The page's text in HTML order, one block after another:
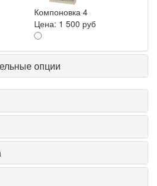
Компоновка 4
Цена: 1 500 руб
опции